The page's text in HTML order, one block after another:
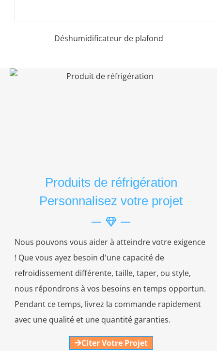
Déshumidificateur de plafond
Produits de réfrigération
Personnalisez votre projet
Nous pouvons vous aider à atteindre votre exigence
! Que vous ayez besoin d'une capacité de
refroidissement différente, taille, taper, ou style,
nous répondrons à vos besoins en temps opportun.
Pendant ce temps, livrez la commande rapidement
avec une qualité et une quantité garanties.
Citer Votre Projet